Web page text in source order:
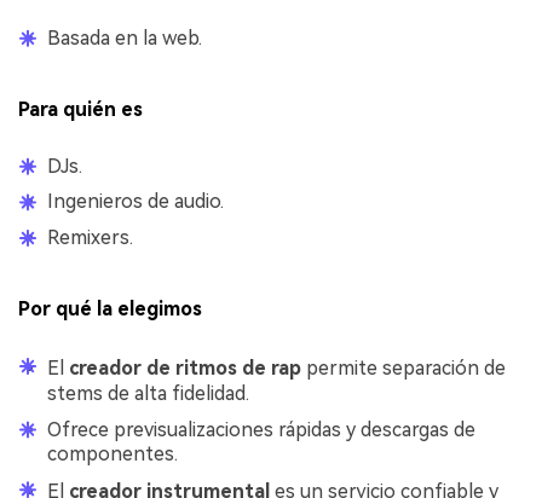
Basada en la web.
Para quién es
DJs.
Ingenieros de audio.
Remixers.
Por qué la elegimos
El creador de ritmos de rap permite separación de
stems de alta fidelidad.
Ofrece previsualizaciones rápidas y descargas de
componentes.
El creador instrumental es un servicio confiable y